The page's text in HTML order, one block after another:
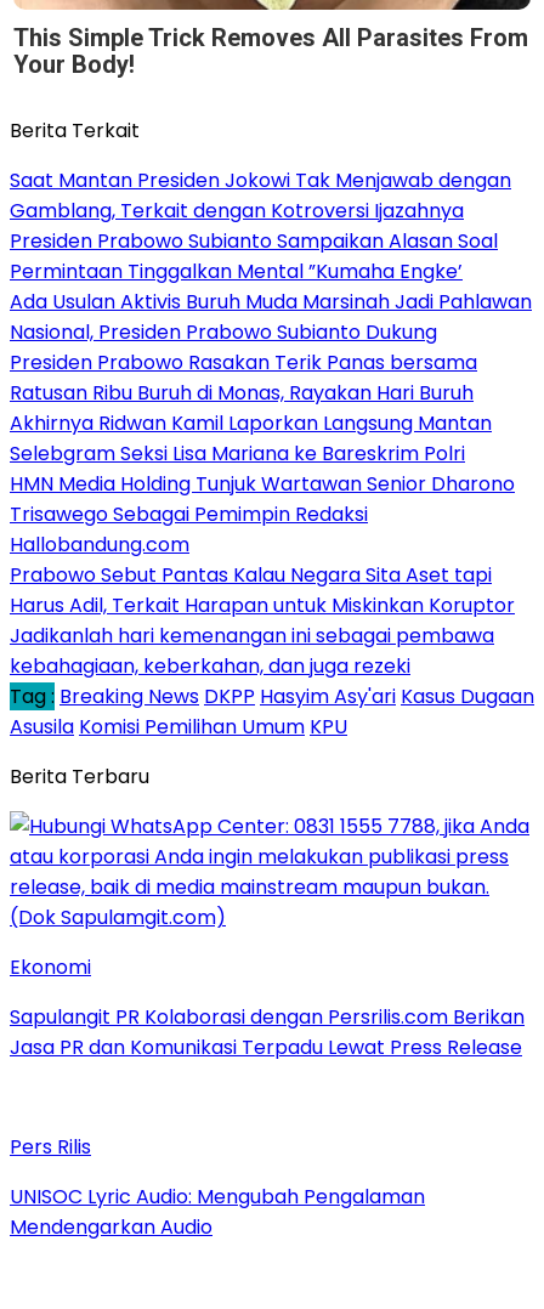
This Simple Trick Removes All Parasites From
Your Body!
Berita Terkait
Saat Mantan Presiden Jokowi Tak Menjawab dengan
Gamblang, Terkait dengan Kotroversi Ijazahnya
Presiden Prabowo Subianto Sampaikan Alasan Soal
Permintaan Tinggalkan Mental ”Kumaha Engke’
Ada Usulan Aktivis Buruh Muda Marsinah Jadi Pahlawan
Nasional, Presiden Prabowo Subianto Dukung
Presiden Prabowo Rasakan Terik Panas bersama
Ratusan Ribu Buruh di Monas, Rayakan Hari Buruh
Akhirnya Ridwan Kamil Laporkan Langsung Mantan
Selebgram Seksi Lisa Mariana ke Bareskrim Polri
HMN Media Holding Tunjuk Wartawan Senior Dharono
Trisawego Sebagai Pemimpin Redaksi
Hallobandung.com
Prabowo Sebut Pantas Kalau Negara Sita Aset tapi
Harus Adil, Terkait Harapan untuk Miskinkan Koruptor
Jadikanlah hari kemenangan ini sebagai pembawa
kebahagiaan, keberkahan, dan juga rezeki
Tag : Breaking News DKPP Hasyim Asy'ari Kasus Dugaan
Asusila Komisi Pemilihan Umum KPU
Berita Terbaru
Ekonomi
Sapulangit PR Kolaborasi dengan Persrilis.com Berikan
Jasa PR dan Komunikasi Terpadu Lewat Press Release
Pers Rilis
UNISOC Lyric Audio: Mengubah Pengalaman
Mendengarkan Audio